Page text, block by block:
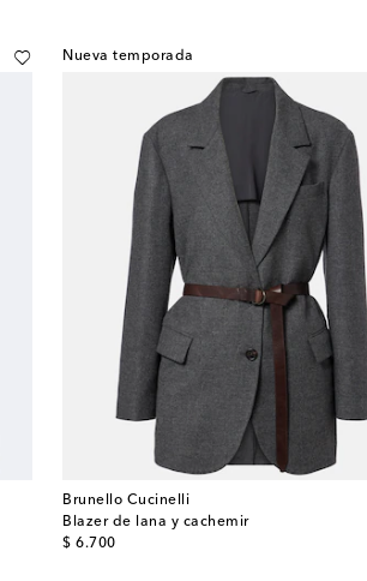
Nueva temporada
Brunello Cucinelli
Blazer de lana y cachemir
$ 6.700
original price